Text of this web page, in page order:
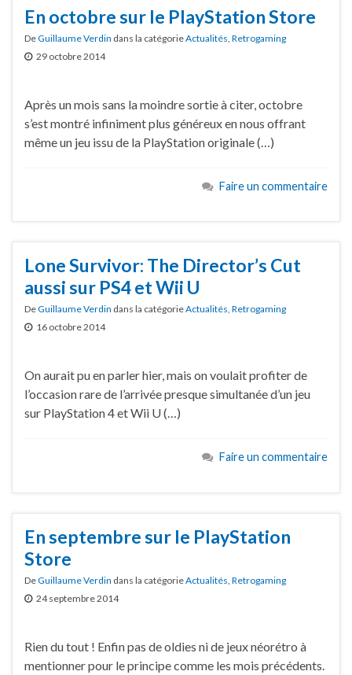
En octobre sur le PlayStation Store
DeGuillaume Verdin dans la catégorieActualités Retrogaming
29 octobre 2014
Après un mois sans la moindre sortie à citer, octobre
s’est montré infiniment plus généreux en nous offrant
même un jeu issu de la PlayStation originale (…)
Faire un commentaire
Lone Survivor: The Director’s Cut
aussi sur PS4 et Wii U
DeGuillaume Verdin dans la catégorieActualités, Retrogaming
16 octobre 2014
On aurait pu en parler hier, mais on voulait profiter de
l’occasion rare de l’arrivée presque simultanée d’un jeu
sur PlayStation 4 et Wii U (…)
Faire un commentaire
En septembre sur le PlayStation
Store
DeGuillaume Verdin dans la catégorieActualités Retrogaming
24 septembre 2014
Rien du tout ! Enfin pas de oldies ni de jeux néorétro à
mentionner pour le principe comme les mois précédents.